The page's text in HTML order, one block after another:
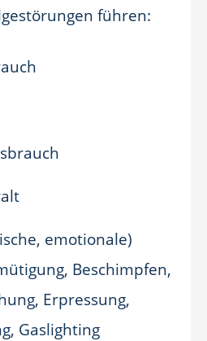
führen:
emotionale)
Beschimpfen,
Erpressung,
Gaslighting